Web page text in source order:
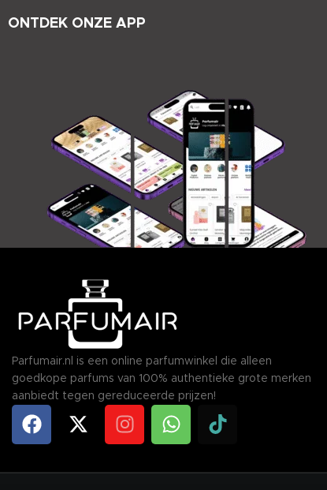
ONTDEK ONZE APP
Parfumair.nl is een online parfumwinkel die alleen
goedkope parfums van 100% authentieke grote merken
aanbiedt tegen gereduceerde prijzen!